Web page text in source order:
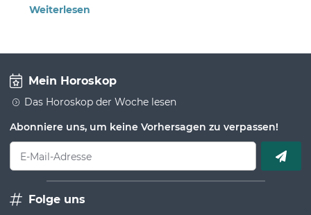
Weiterlesen
Mein Horoskop
Das Horoskop der Woche lesen
Abonniere uns, um keine Vorhersagen zu verpassen!
E-Mail-Adresse
Folge uns